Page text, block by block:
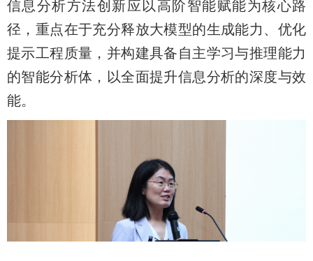
信息分析方法创新应以高阶智能赋能为核心路
径，重点在于充分释放大模型的生成能力、优化
提示工程质量，并构建具备自主学习与推理能力
的智能分析体，以全面提升信息分析的深度与效
能。